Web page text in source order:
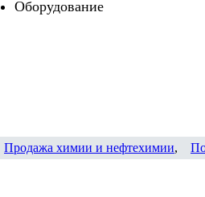
Оборудование
Продажа химии и нефтехимии,